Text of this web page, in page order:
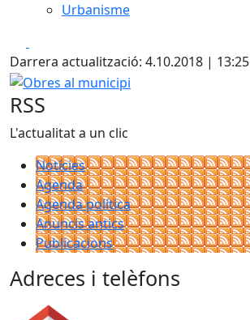
Urbanisme
Darrera actualització: 4.10.2018 | 13:25
Obres al municipi
RSS
L'actualitat a un clic
Notícies
Agenda
Agenda política
Anuncis antics
Publicacions
Adreces i telèfons